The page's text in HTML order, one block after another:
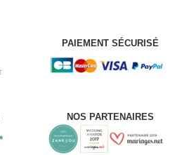
PAIEMENT SÉCURISÉ
NOS PARTENAIRES